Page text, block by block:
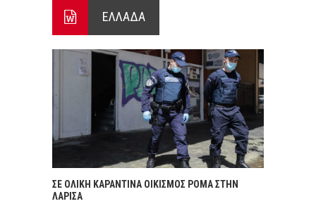
ΕΛΛΑΔΑ
ΣΕ ΟΛΙΚΗ ΚΑΡΑΝΤΙΝΑ ΟΙΚΙΣΜΟΣ ΡΟΜΑ ΣΤΗΝ
ΛΑΡΙΣΑ